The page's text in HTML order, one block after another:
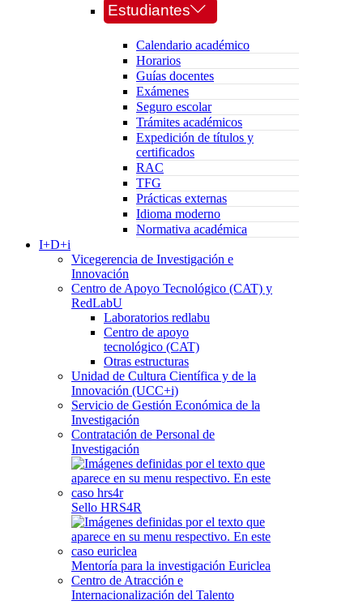
Estudiantes
Calendario académico
Horarios
Guías docentes
Exámenes
Seguro escolar
Trámites académicos
Expedición de títulos y
certificados
RAC
TFG
Prácticas externas
Idioma moderno
Normativa académica
I+D+i
Vicegerencia de Investigación e
Innovación
Centro de Apoyo Tecnológico (CAT) y
RedLabU
Laboratorios redlabu
Centro de apoyo
tecnológico (CAT)
Otras estructuras
Unidad de Cultura Científica y de la
Innovación (UCC+i)
Servicio de Gestión Económica de la
Investigación
Contratación de Personal de
Investigación
Sello HRS4R
Mentoría para la investigación Euriclea
Centro de Atracción e
Internacionalización del Talento